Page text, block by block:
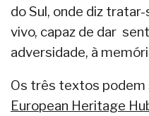
do Sul, onde diz
vivo, capaz de dar
adversidade, à
Os três textos podem
European Heritage